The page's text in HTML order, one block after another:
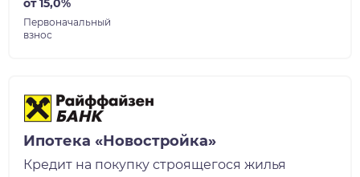
от 15,0%
Первоначальный
взнос
Ипотека «Новостройка»
Кредит на покупку строящегося жилья